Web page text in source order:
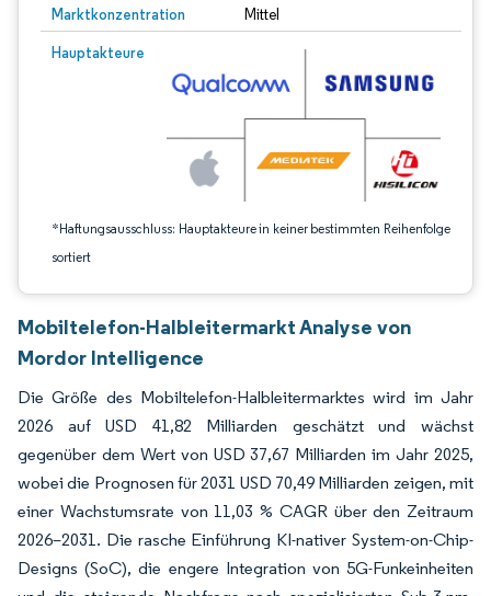
Marktkonzentration Mittel
Hauptakteure
*Haftungsausschluss: Hauptakteure in keiner bestimmten Reihenfolge
sortiert
Bild © Mordor Intelligence. Wiederverwendung erfordert Namensnennung
Mobiltelefon-Halbleitermarkt Analyse von
Mordor Intelligence
Die Größe des Mobiltelefon-Halbleitermarktes wird im Jahr
2026 auf USD 41,82 Milliarden geschätzt und wächst
gegenüber dem Wert von USD 37,67 Milliarden im Jahr 2025,
wobei die Prognosen für 2031 USD 70,49 Milliarden zeigen, mit
einer Wachstumsrate von 11,03 % CAGR über den Zeitraum
2026–2031. Die rasche Einführung KI-nativer System-on-Chip-
Designs (SoC), die engere Integration von 5G-Funkeinheiten